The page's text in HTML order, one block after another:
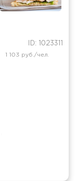
ID: 1023311
1 103 руб./чел.